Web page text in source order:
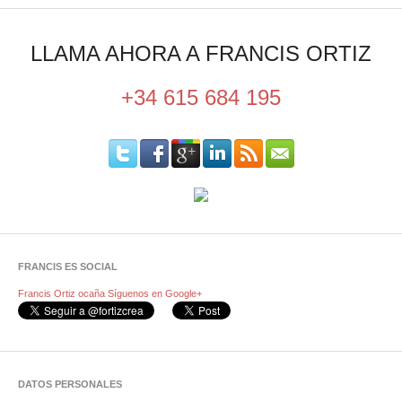
LLAMA AHORA A FRANCIS ORTIZ
+34 615 684 195
FRANCIS ES SOCIAL
Francis Ortiz ocaña Síguenos en Google+
DATOS PERSONALES